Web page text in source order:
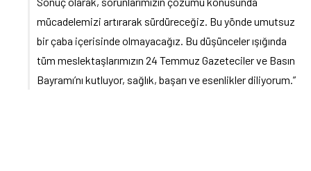
mücadelemizi artırarak sürdüreceğiz. Bu yönde umutsuz
bir çaba içerisinde olmayacağız. Bu düşünceler ışığında
tüm meslektaşlarımızın 24 Temmuz Gazeteciler ve Basın
Bayramı’nı kutluyor, sağlık, başarı ve esenlikler diliyorum.”